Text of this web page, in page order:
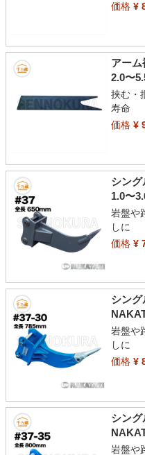
価格¥
アー
2.0〜
挟む・
寿命
価格¥
シン
1.0〜
岩盤や
しに
価格¥
シン
岩盤や
しに
価格¥
シン
岩盤や